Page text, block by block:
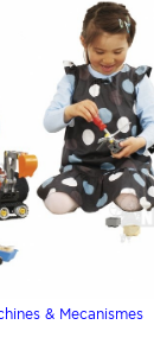
& Mecanismes